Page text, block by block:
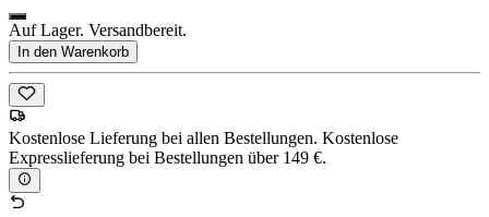
Auf Lager. Versandbereit.
In den Warenkorb
Kostenlose Lieferung bei allen Bestellungen. Kostenlose
Expresslieferung bei Bestellungen über 149 €.